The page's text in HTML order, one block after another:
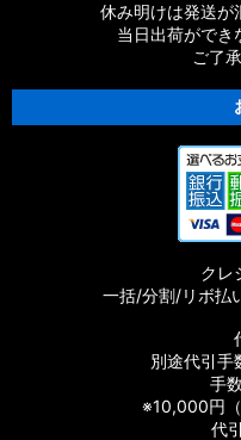
休み明けは発送が
当日出荷ができ
ご了
クレ
一括/分割/リボ払
別途代引手
手
※10,000円
代引